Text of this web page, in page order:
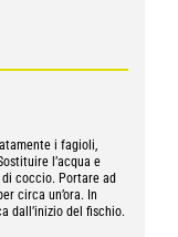
i fagioli,
l’acqua e
coccio. Portare ad
circa un’ora. In
dall’inizio del fischio.